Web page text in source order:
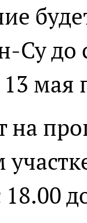
Су
13